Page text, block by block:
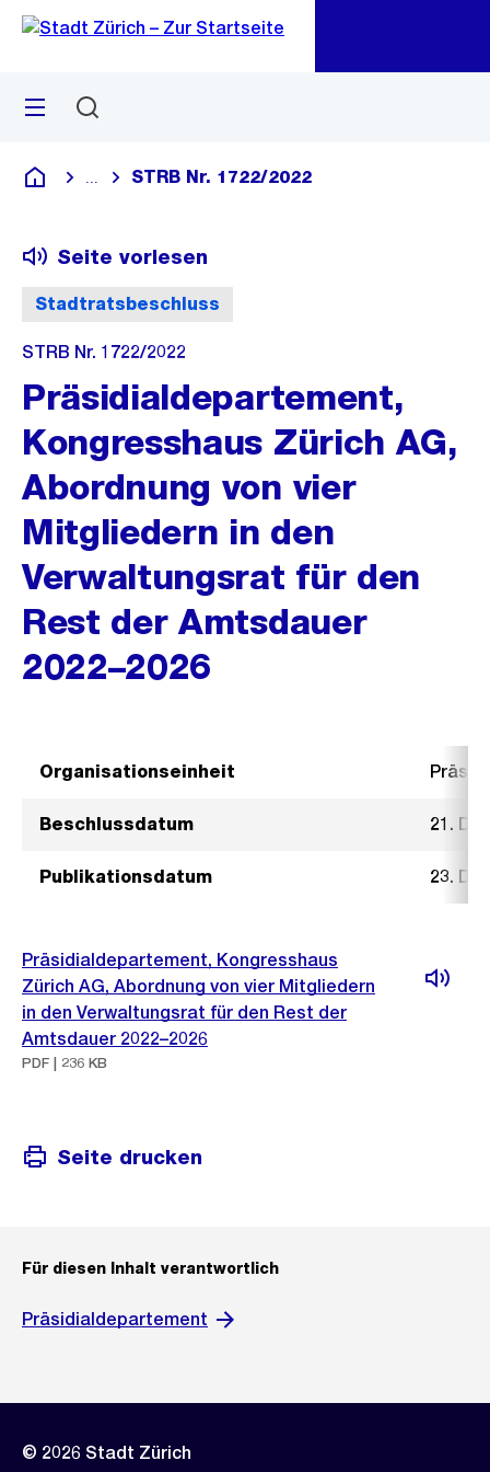
Navigation
Sprunglink
Menü
Deutsch
Blende alle Breadcrumbs ein
STRB Nr. 1722/2022
Stadtratsbeschluss
Seite vorlesen
STRB Nr. 1722/2022
Präsidialdepartement,
Kongresshaus Zürich AG,
Abordnung von vier
Mitgliedern in den
Verwaltungsrat für den
Rest der Amtsdauer
2022–2026
Organisationseinheit
Beschlussdatum 21.
Publikationsdatum 23.
Präsidialdepartement, Kongresshaus
Zürich AG, Abordnung von vier Mitgliedern
in den Verwaltungsrat für den Rest der
Amtsdauer 2022–2026
PDF | 236 KB
Seite drucken
Für diesen Inhalt verantwortlich
Präsidialdepartement
© 2026 Stadt Zürich